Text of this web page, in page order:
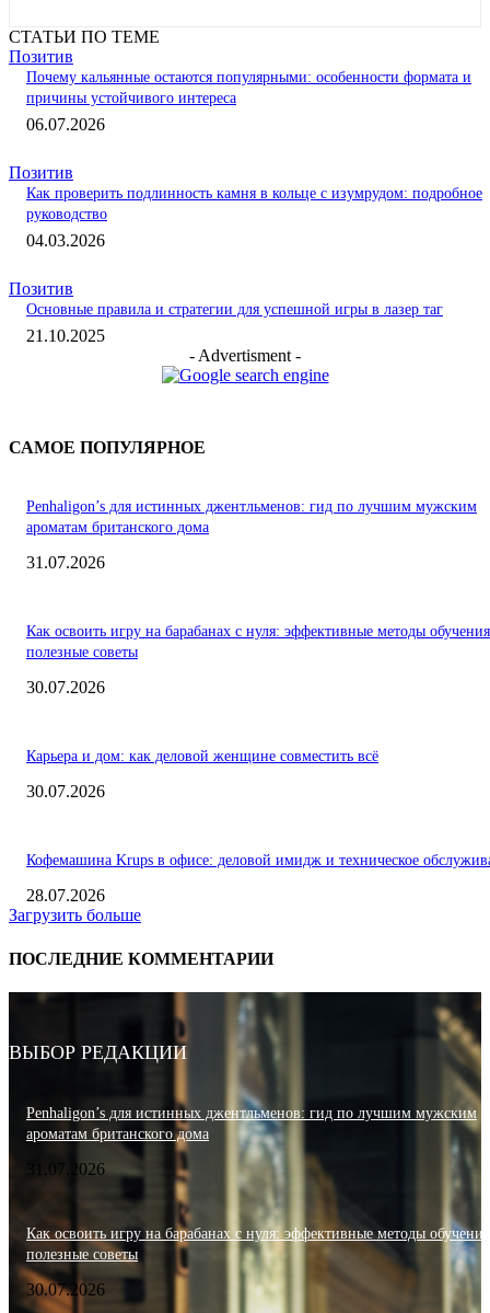
СТАТЬИ ПО ТЕМЕ
Позитив
Почему кальянные остаются популярными: особенности формата и
причины устойчивого интереса
06.07.2026
Позитив
Как проверить подлинность камня в кольце с изумрудом: подробное
руководство
04.03.2026
Позитив
Основные правила и стратегии для успешной игры в лазер таг
21.10.2025
- Advertisment -
САМОЕ ПОПУЛЯРНОЕ
Penhaligon’s для истинных джентльменов: гид по лучшим мужским
ароматам британского дома
31.07.2026
Как освоить игру на барабанах с нуля: эффективные методы
полезные советы
30.07.2026
Карьера и дом: как деловой женщине совместить всё
30.07.2026
Кофемашина Krups в офисе: деловой имидж и техническое
28.07.2026
Загрузить больше
ПОСЛЕДНИЕ КОММЕНТАРИИ
ВЫБОР РЕДАКЦИИ
Penhaligon’s для истинных джентльменов: гид по лучшим мужским
ароматам британского дома
31.07.2026
Как освоить игру на барабанах с нуля: эффективные методы
полезные советы
30.07.2026